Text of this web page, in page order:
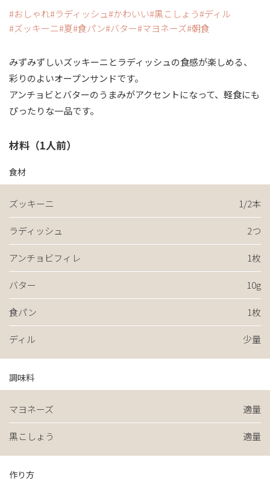
おしゃれ ラディッシュ かわいい 黒こしょう ディル
ズッキーニ 夏 食パン バター マヨネーズ 朝食
みずみずしいズッキーニとラディッシュの食感が楽しめる、
彩りのよいオープンサンドです。
アンチョビとバターのうまみがアクセントになって、軽食にも
ぴったりな一品です。
材料（1人前）
食材
ズッキーニ 1/2本
ラディッシュ 2つ
アンチョビフィレ 1枚
バター 10g
食パン 1枚
ディル 少量
調味料
マヨネーズ 適量
黒こしょう 適量
作り方